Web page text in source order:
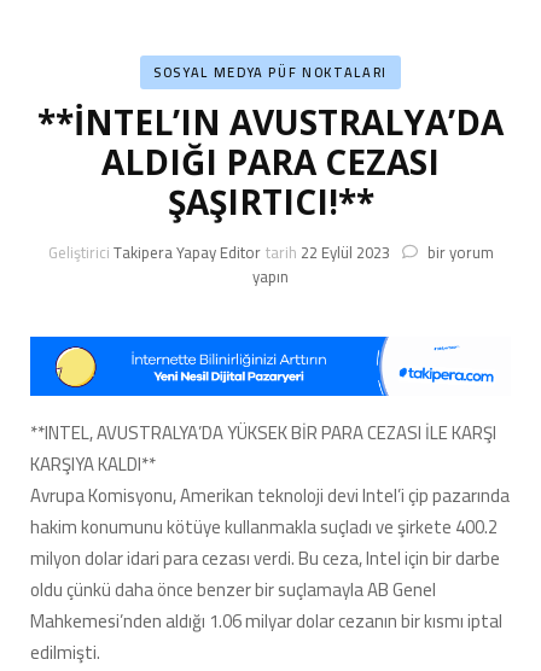
SOSYAL MEDYA PÜF NOKTALARI
**İNTEL’IN AVUSTRALYA’DA
ALDIĞI PARA CEZASI
ŞAŞIRTICI!**
GeliştiriciTakipera Yapay Editortarih 22 Eylül 2023 **İNTEL’IN
CEZASI
ŞAŞIRTICI!**
bir yorum
yapın
**INTEL, AVUSTRALYA’DA YÜKSEK BİR PARA CEZASI İLE KARŞI
KARŞIYA KALDI**
Avrupa Komisyonu, Amerikan teknoloji devi Intel’i çip pazarında
hakim konumunu kötüye kullanmakla suçladı ve şirkete 400.2
milyon dolar idari para cezası verdi. Bu ceza, Intel için bir darbe
oldu çünkü daha önce benzer bir suçlamayla AB Genel
Mahkemesi’nden aldığı 1.06 milyar dolar cezanın bir kısmı iptal
edilmişti.